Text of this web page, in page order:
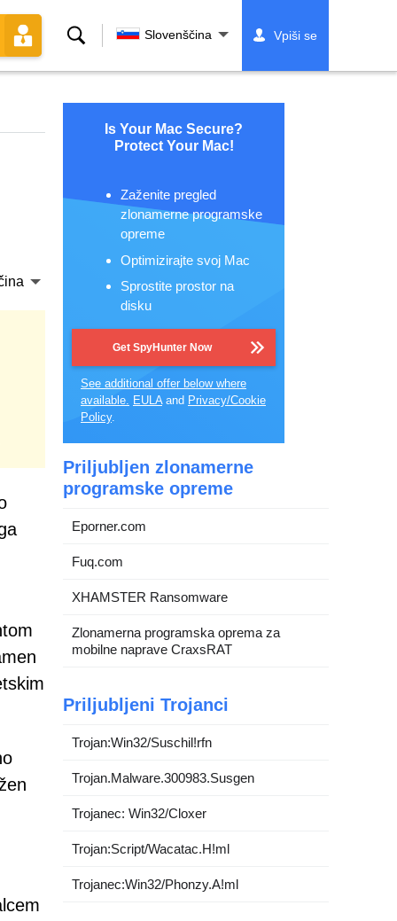
Iskanje Slovenščina Vpiši se
Is Your Mac Secure?
Protect Your Mac!
Zaženite pregled
zlonamerne programske
opreme
Optimizirajte svoj Mac
Sprostite prostor na
disku
Get SpyHunter Now
See additional offer below where
available. EULAand Privacy/Cookie
Policy.
Priljubljen zlonamerne
programske opreme
Eporner.com
Fuq.com
XHAMSTER Ransomware
Zlonamerna programska oprema za
mobilne naprave CraxsRAT
Priljubljeni Trojanci
Trojan:Win32/Suschil!rfn
Trojan.Malware.300983.Susgen
Trojanec: Win32/Cloxer
Trojan:Script/Wacatac.H!ml
Trojanec:Win32/Phonzy.A!ml